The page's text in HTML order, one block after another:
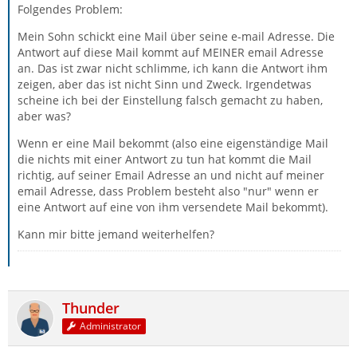
Folgendes Problem:
Mein Sohn schickt eine Mail über seine e-mail Adresse. Die
Antwort auf diese Mail kommt auf MEINER email Adresse
an. Das ist zwar nicht schlimme, ich kann die Antwort ihm
zeigen, aber das ist nicht Sinn und Zweck. Irgendetwas
scheine ich bei der Einstellung falsch gemacht zu haben,
aber was?
Wenn er eine Mail bekommt (also eine eigenständige Mail
die nichts mit einer Antwort zu tun hat kommt die Mail
richtig, auf seiner Email Adresse an und nicht auf meiner
email Adresse, dass Problem besteht also "nur" wenn er
eine Antwort auf eine von ihm versendete Mail bekommt).
Kann mir bitte jemand weiterhelfen?
Thunder
Administrator